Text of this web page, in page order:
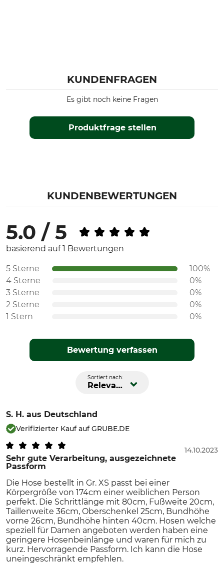
KUNDENFRAGEN
Produktfrage stellen
Es gibt noch keine Fragen
KUNDENBEWERTUNGEN
5.0 / 5
basierend auf 1 Bewertungen
5 Sterne
100%
4 Sterne
0%
3 Sterne
0%
2 Sterne
0%
1 Stern
0%
Bewertung verfassen
Sortiert nach:
Relevanz
S. H. aus Deutschland
Verifizierter Kauf auf GRUBE.DE
Sehr gute Verarbeitung, ausgezeichnete
Passform
14.10.2023
Die Hose bestellt in Gr. XS passt bei einer
Körpergröße von 174cm einer weiblichen Person
perfekt. Die Schrittlänge mit 80cm, Fußweite 20cm,
Taillenweite 36cm, Oberschenkel 25cm, Bundhöhe
vorne 26cm, Bundhöhe hinten 40cm. Hosen welche
speziell für Damen angeboten werden haben eine
geringere Hosenbeinlänge und waren für mich zu
kurz. Hervorragende Passform. Ich kann die Hose
uneingeschränkt empfehlen.